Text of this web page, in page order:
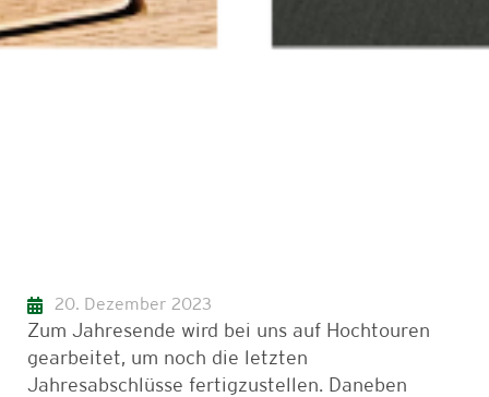
20. Dezember 2023
Zum Jahresende wird bei uns auf Hochtouren
gearbeitet, um noch die letzten
Jahresabschlüsse fertigzustellen. Daneben